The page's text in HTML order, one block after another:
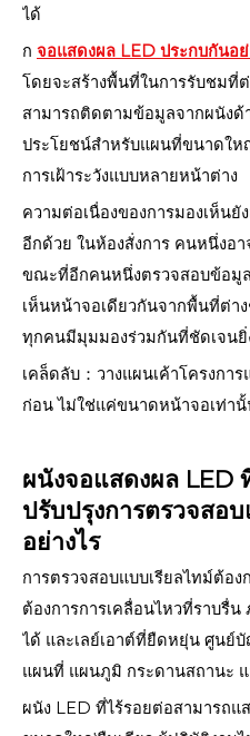
ได้
ก จอแสดงผล LED ประกบกันอย่
โดยจะสร้างพื้นที่ในการรับชมที่
สามารถติดตามข้อมูลจากผนังด้
ประโยชน์สำหรับแผนที่ขนาดให
การเฝ้าระวังแบบหลายหน้าต่าง
ความต่อเนื่องของการมองเห็น
อีกด้วย ในห้องสั่งการ คนหนึ่งอ
ขณะที่อีกคนหนึ่งตรวจสอบข้อมู
เห็นหน้าจอเดียวกันจากพื้นที่ต่า
ทุกคนมีมุมมองร่วมกันที่ชัดเจน
เคล็ดลับ：วางแผนเค้าโครงกา
ก่อน ไม่ใช่แค่ขนาดหน้าจอเท่า
ผนังจอแสดงผล LED
ปรับปรุงการตรวจสอ
อย่างไร
การตรวจสอบแบบเรียลไทม์ต้อ
ต้องการการเคลื่อนไหวที่ราบรื่
ได้ และเลย์เอาต์ที่ยืดหยุ่น ศูนย์
แผนที่ แผนภูมิ กระดานสถานะ
ผนัง LED ที่ไร้รอยต่อสามารถ